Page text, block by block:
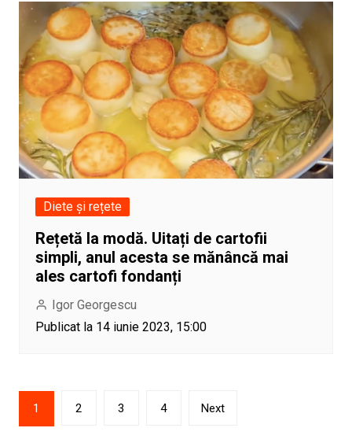
Diete și rețete
Rețetă la modă. Uitați de cartofii
simpli, anul acesta se mănâncă mai
ales cartofi fondanți
Igor Georgescu
Publicat la 14 iunie 2023, 15:00
Paginație
articole
1 2 3 4 Next